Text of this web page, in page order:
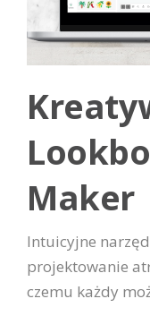
Maker
Intuicyjne
projektowanie
czemu każdy